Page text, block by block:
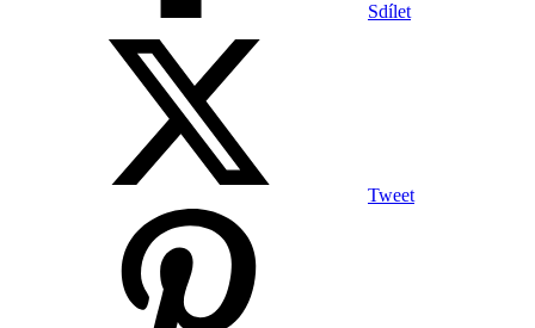
Sdílet
Tweet